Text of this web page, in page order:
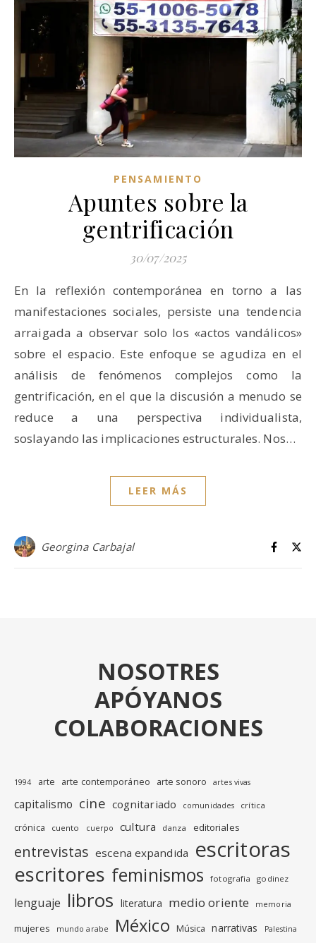
PENSAMIENTO
Apuntes sobre la
gentrificación
30/07/2025
En la reflexión contemporánea en torno a las
manifestaciones sociales, persiste una tendencia
arraigada a observar solo los «actos vandálicos»
sobre el espacio. Este enfoque se agudiza en el
análisis de fenómenos complejos como la
gentrificación, en el que la discusión a menudo se
reduce a una perspectiva individualista,
soslayando las implicaciones estructurales. Nos…
LEER MÁS
Georgina Carbajal
NOSOTRES
APÓYANOS
COLABORACIONES
1994 arte arte contemporáneo arte sonoro artes vivas
capitalismo cine cognitariado comunidades crítica
crónica cuento cuerpo cultura danza editoriales
entrevistas escena expandida escritoras
escritores feminismos fotografia godinez
lenguaje libros literatura medio oriente memoria
mujeres mundo arabe México Música narrativas Palestina